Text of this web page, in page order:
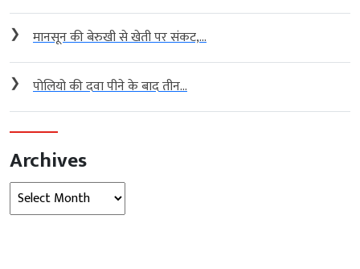
❯ मानसून की बेरुखी से खेती पर संकट,...
❯ पोलियो की दवा पीने के बाद तीन...
Archives
Archives